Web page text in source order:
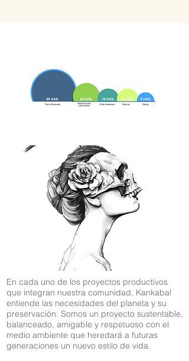
En cada uno de los proyectos productivos
que integran nuestra comunidad, Kankabal
entiende las necesidades del planeta y su
preservación. Somos un proyecto sustentable,
balanceado, amigable y respetuoso con el
medio ambiente que heredará a futuras
generaciones un nuevo estilo de vida.